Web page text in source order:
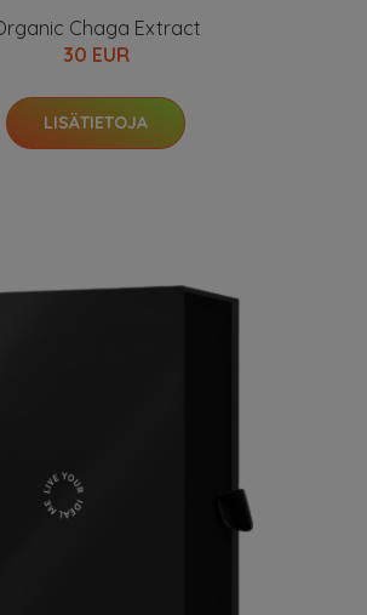
Chaga Extract
30 EUR
LISÄTIETOJA